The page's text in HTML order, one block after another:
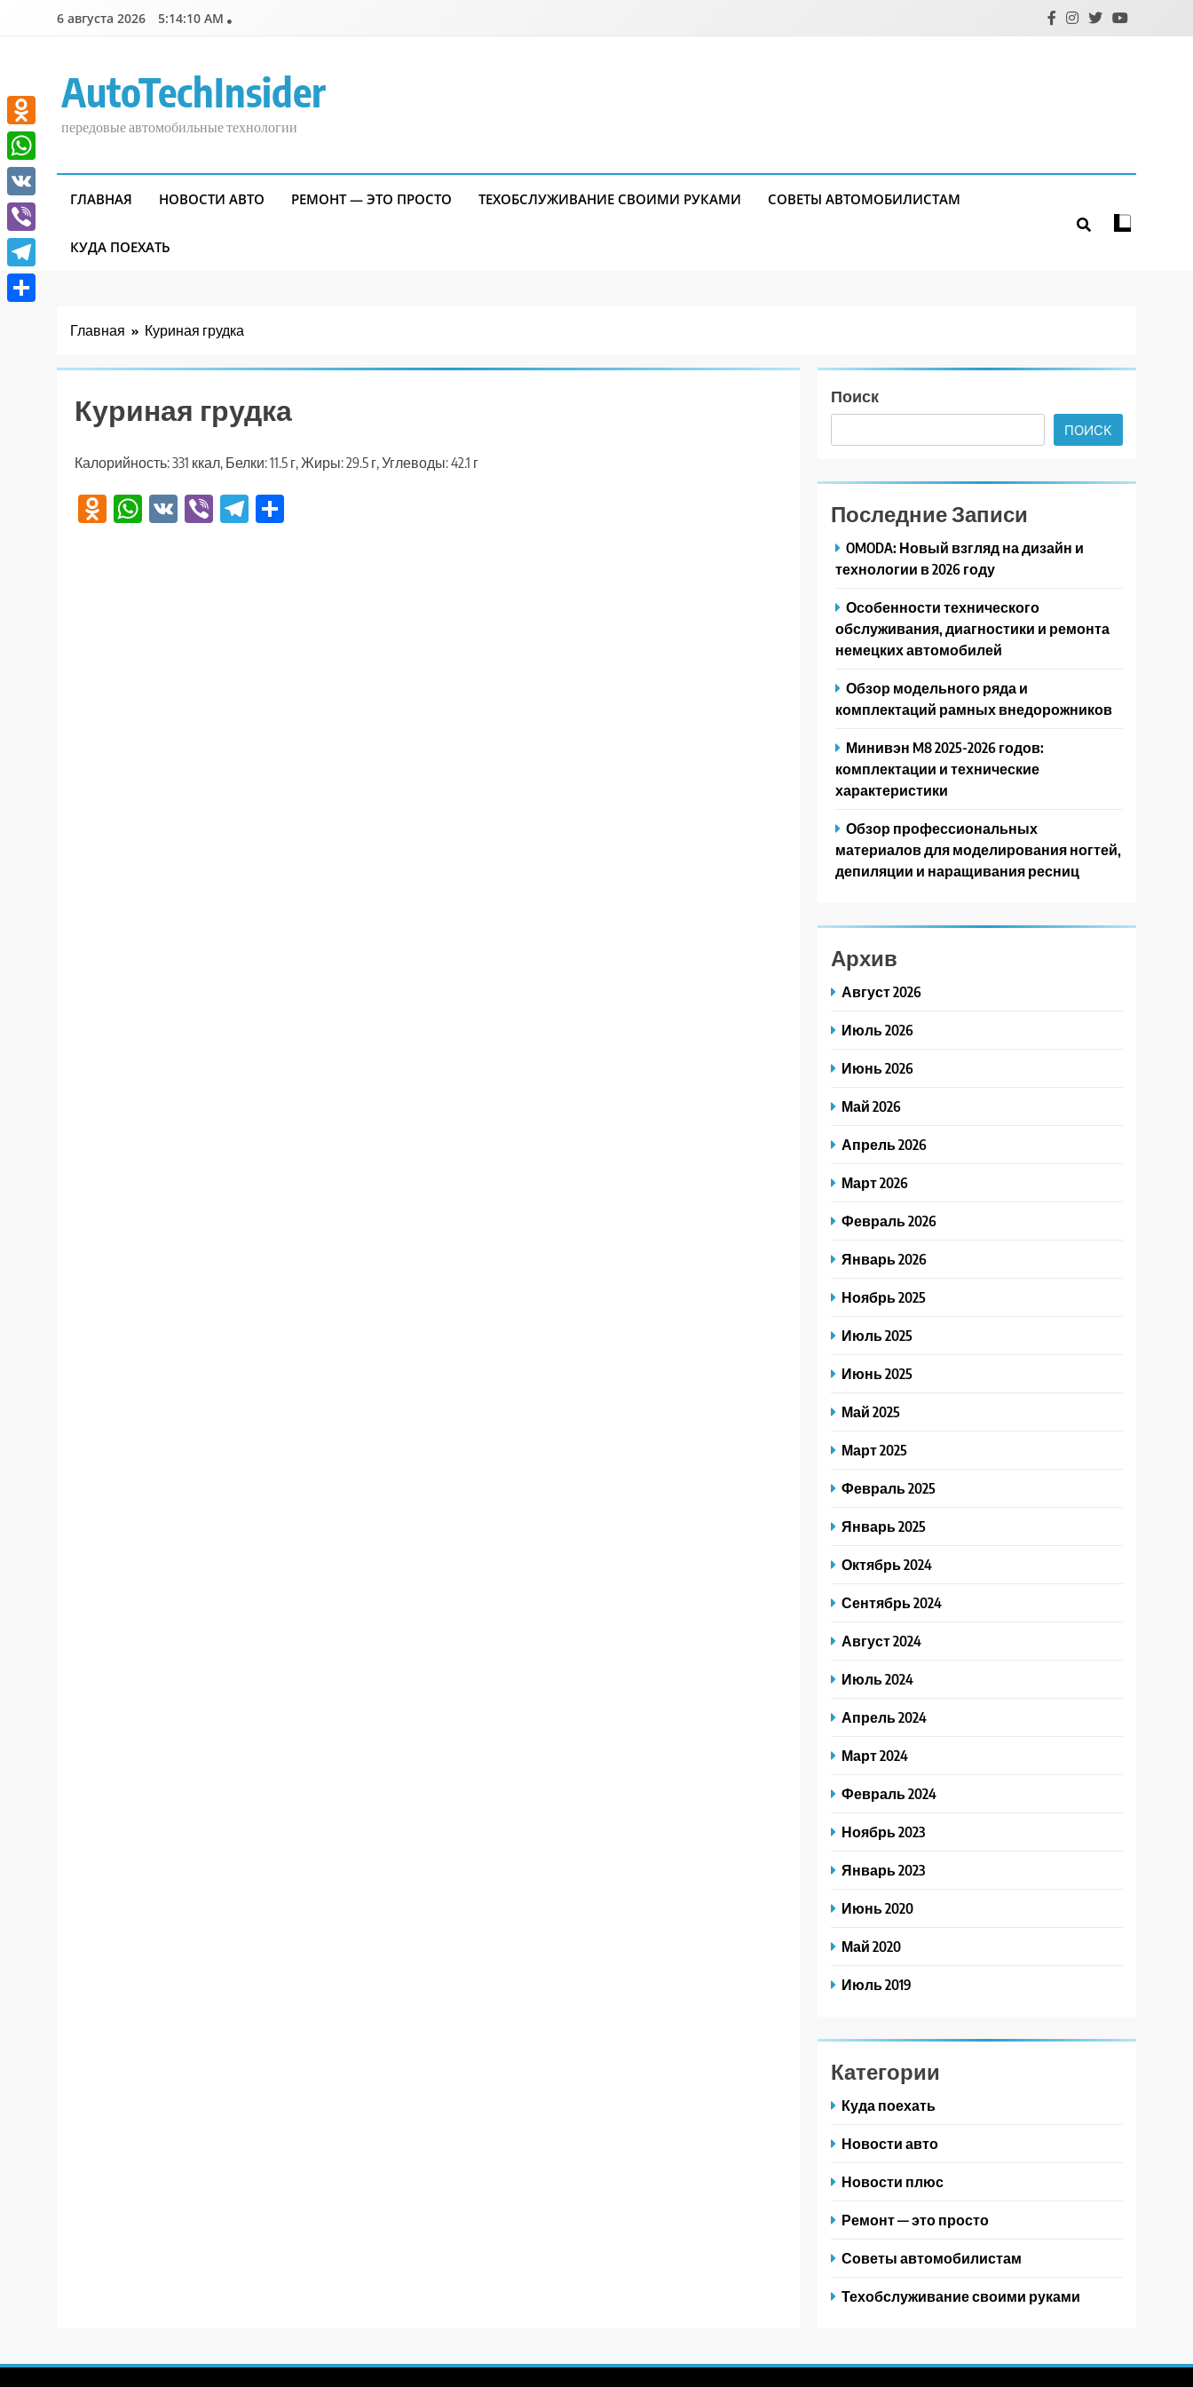
6 августа 2026 5:14:11 AM
AutoTechInsider
передовые автомобильные технологии
ГЛАВНАЯ НОВОСТИ АВТО РЕМОНТ — ЭТО ПРОСТО ТЕХОБСЛУЖИВАНИЕ СВОИМИ РУКАМИ СОВЕТЫ АВТОМОБИЛИСТАМ
КУДА ПОЕХАТЬ
Главная Куриная грудка
Куриная грудка
Калорийность: 331 ккал, Белки: 11.5 г, Жиры: 29.5 г, Углеводы: 42.1 г
Odnoklassniki
WhatsApp
VK ViberTelegram
Поиск
ПОИСК
Последние Записи
OMODA: Новый взгляд на дизайн и
технологии в 2026 году
Особенности технического
обслуживания, диагностики и ремонта
немецких автомобилей
Обзор модельного ряда и
комплектаций рамных внедорожников
Минивэн M8 2025-2026 годов:
комплектации и технические
характеристики
Обзор профессиональных
материалов для моделирования ногтей,
депиляции и наращивания ресниц
Архив
Август 2026
Июль 2026
Июнь 2026
Май 2026
Апрель 2026
Март 2026
Февраль 2026
Январь 2026
Ноябрь 2025
Июль 2025
Июнь 2025
Май 2025
Март 2025
Февраль 2025
Январь 2025
Октябрь 2024
Сентябрь 2024
Август 2024
Июль 2024
Апрель 2024
Март 2024
Февраль 2024
Ноябрь 2023
Январь 2023
Июнь 2020
Май 2020
Июль 2019
Категории
Куда поехать
Новости авто
Новости плюс
Ремонт — это просто
Советы автомобилистам
Техобслуживание своими руками
Odnoklassniki
WhatsApp
VK
Viber
Telegram